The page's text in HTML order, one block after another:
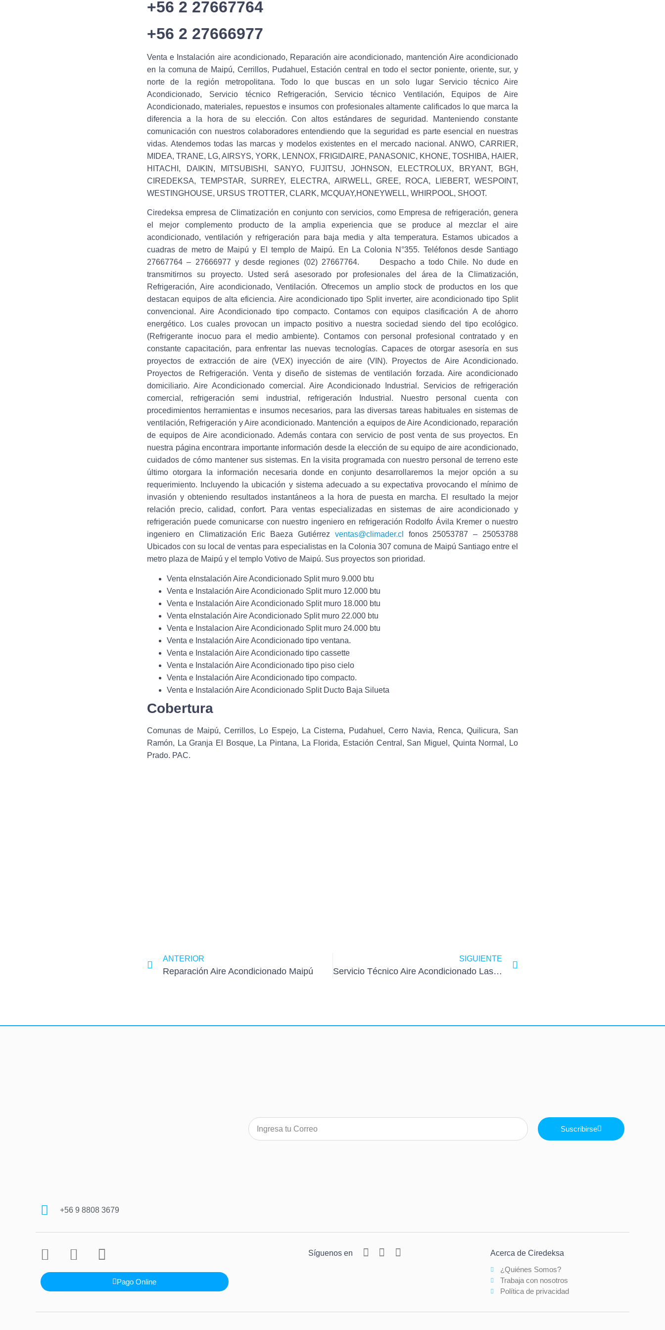
+56 2 27667764
+56 2 27666977
Venta e Instalación aire acondicionado, Reparación aire acondicionado, mantención Aire acondicionado
en la comuna de Maipú, Cerrillos, Pudahuel, Estación central en todo el sector poniente, oriente, sur, y
norte de la región metropolitana. Todo lo que buscas en un solo lugar Servicio técnico Aire
Acondicionado, Servicio técnico Refrigeración, Servicio técnico Ventilación, Equipos de Aire
Acondicionado, materiales, repuestos e insumos con profesionales altamente calificados lo que marca la
diferencia a la hora de su elección. Con altos estándares de seguridad. Manteniendo constante
comunicación con nuestros colaboradores entendiendo que la seguridad es parte esencial en nuestras
vidas. Atendemos todas las marcas y modelos existentes en el mercado nacional. ANWO, CARRIER,
MIDEA, TRANE, LG, AIRSYS, YORK, LENNOX, FRIGIDAIRE, PANASONIC, KHONE, TOSHIBA, HAIER,
HITACHI, DAIKIN, MITSUBISHI, SANYO, FUJITSU, JOHNSON, ELECTROLUX, BRYANT, BGH,
CIREDEKSA, TEMPSTAR, SURREY, ELECTRA, AIRWELL, GREE, ROCA, LIEBERT, WESPOINT,
WESTINGHOUSE, URSUS TROTTER, CLARK, MCQUAY,HONEYWELL, WHIRPOOL, SHOOT.
Ciredeksa empresa de Climatización en conjunto con servicios, como Empresa de refrigeración, genera
el mejor complemento producto de la amplia experiencia que se produce al mezclar el aire
acondicionado, ventilación y refrigeración para baja media y alta temperatura. Estamos ubicados a
cuadras de metro de Maipú y El templo de Maipú. En La Colonia N°355. Teléfonos desde Santiago
27667764 – 27666977 y desde regiones (02) 27667764. Despacho a todo Chile. No dude en
transmitirnos su proyecto. Usted será asesorado por profesionales del área de la Climatización,
Refrigeración, Aire acondicionado, Ventilación. Ofrecemos un amplio stock de productos en los que
destacan equipos de alta eficiencia. Aire acondicionado tipo Split inverter, aire acondicionado tipo Split
convencional. Aire Acondicionado tipo compacto. Contamos con equipos clasificación A de ahorro
energético. Los cuales provocan un impacto positivo a nuestra sociedad siendo del tipo ecológico.
(Refrigerante inocuo para el medio ambiente). Contamos con personal profesional contratado y en
constante capacitación, para enfrentar las nuevas tecnologías. Capaces de otorgar asesoría en sus
proyectos de extracción de aire (VEX) inyección de aire (VIN). Proyectos de Aire Acondicionado.
Proyectos de Refrigeración. Venta y diseño de sistemas de ventilación forzada. Aire acondicionado
domiciliario. Aire Acondicionado comercial. Aire Acondicionado Industrial. Servicios de refrigeración
comercial, refrigeración semi industrial, refrigeración Industrial. Nuestro personal cuenta con
procedimientos herramientas e insumos necesarios, para las diversas tareas habituales en sistemas de
ventilación, Refrigeración y Aire acondicionado. Mantención a equipos de Aire Acondicionado, reparación
de equipos de Aire acondicionado. Además contara con servicio de post venta de sus proyectos. En
nuestra página encontrara importante información desde la elección de su equipo de aire acondicionado,
cuidados de cómo mantener sus sistemas. En la visita programada con nuestro personal de terreno este
último otorgara la información necesaria donde en conjunto desarrollaremos la mejor opción a su
requerimiento. Incluyendo la ubicación y sistema adecuado a su expectativa provocando el mínimo de
invasión y obteniendo resultados instantáneos a la hora de puesta en marcha. El resultado la mejor
relación precio, calidad, confort. Para ventas especializadas en sistemas de aire acondicionado y
refrigeración puede comunicarse con nuestro ingeniero en refrigeración Rodolfo Ávila Kremer o nuestro
ingeniero en Climatización Eric Baeza Gutiérrez ventas@climader.cl
fonos 25053787 – 25053788
Ubicados con su local de ventas para especialistas en la Colonia 307 comuna de Maipú Santiago entre el
metro plaza de Maipú y el templo Votivo de Maipú. Sus proyectos son prioridad.
Venta eInstalación Aire Acondicionado Split muro 9.000 btu
Venta e Instalación Aire Acondicionado Split muro 12.000 btu
Venta e Instalación Aire Acondicionado Split muro 18.000 btu
Venta eInstalación Aire Acondicionado Split muro 22.000 btu
Venta e Instalacion Aire Acondicionado Split muro 24.000 btu
Venta e Instalación Aire Acondicionado tipo ventana.
Venta e Instalación Aire Acondicionado tipo cassette
Venta e Instalación Aire Acondicionado tipo piso cielo
Venta e Instalación Aire Acondicionado tipo compacto.
Venta e Instalación Aire Acondicionado Split Ducto Baja Silueta
Cobertura
Comunas de Maipú, Cerrillos, Lo Espejo, La Cisterna, Pudahuel, Cerro Navia, Renca, Quilicura, San
Ramón, La Granja El Bosque, La Pintana, La Florida, Estación Central, San Miguel, Quinta Normal, Lo
Prado. PAC.
ANTERIOR
Reparación Aire Acondicionado Maipú
SIGUIENTE
Servicio Técnico Aire Acondicionado Las Condes
+56 9 8808 3679
Suscribirse
Pago Online
Síguenos en
Acerca de Ciredeksa
¿Quiénes Somos?
Trabaja con nosotros
Política de privacidad